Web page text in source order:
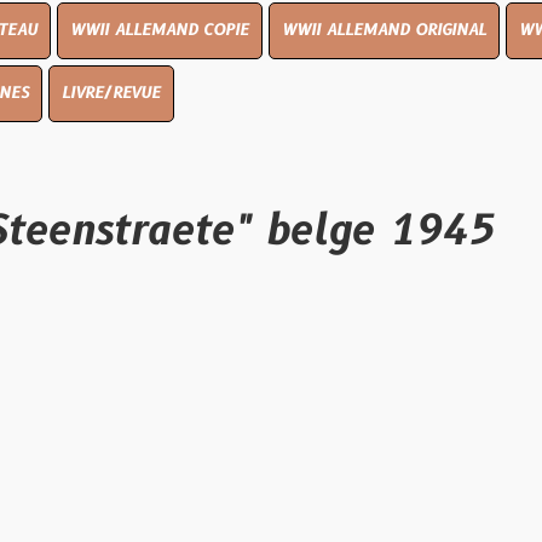
ALLEMAND COPIE WWII ALLEMAND ORIGINAL WWII UK
belge 1945